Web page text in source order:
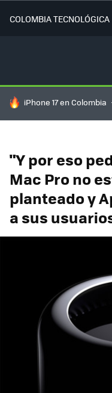
COLOMBIA TECNOLÓGICA
HOY SE HABLA DE
iPhone 17 en Colombia
"Y por eso
Mac Pro no
planteado y
a sus